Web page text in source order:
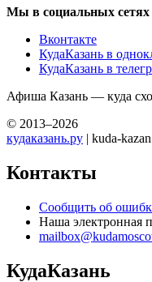
Мы в социальных сетях
Вконтакте
КудаКазань в
КудаКазань в
Афиша Казань — куда
© 2013–2026
кудаказань.ру | kuda-
Контакты
Сообщить об
Наша электронная
КудаКазань